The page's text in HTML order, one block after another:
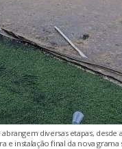
diversas etapas, desde
instalação final da nova grama